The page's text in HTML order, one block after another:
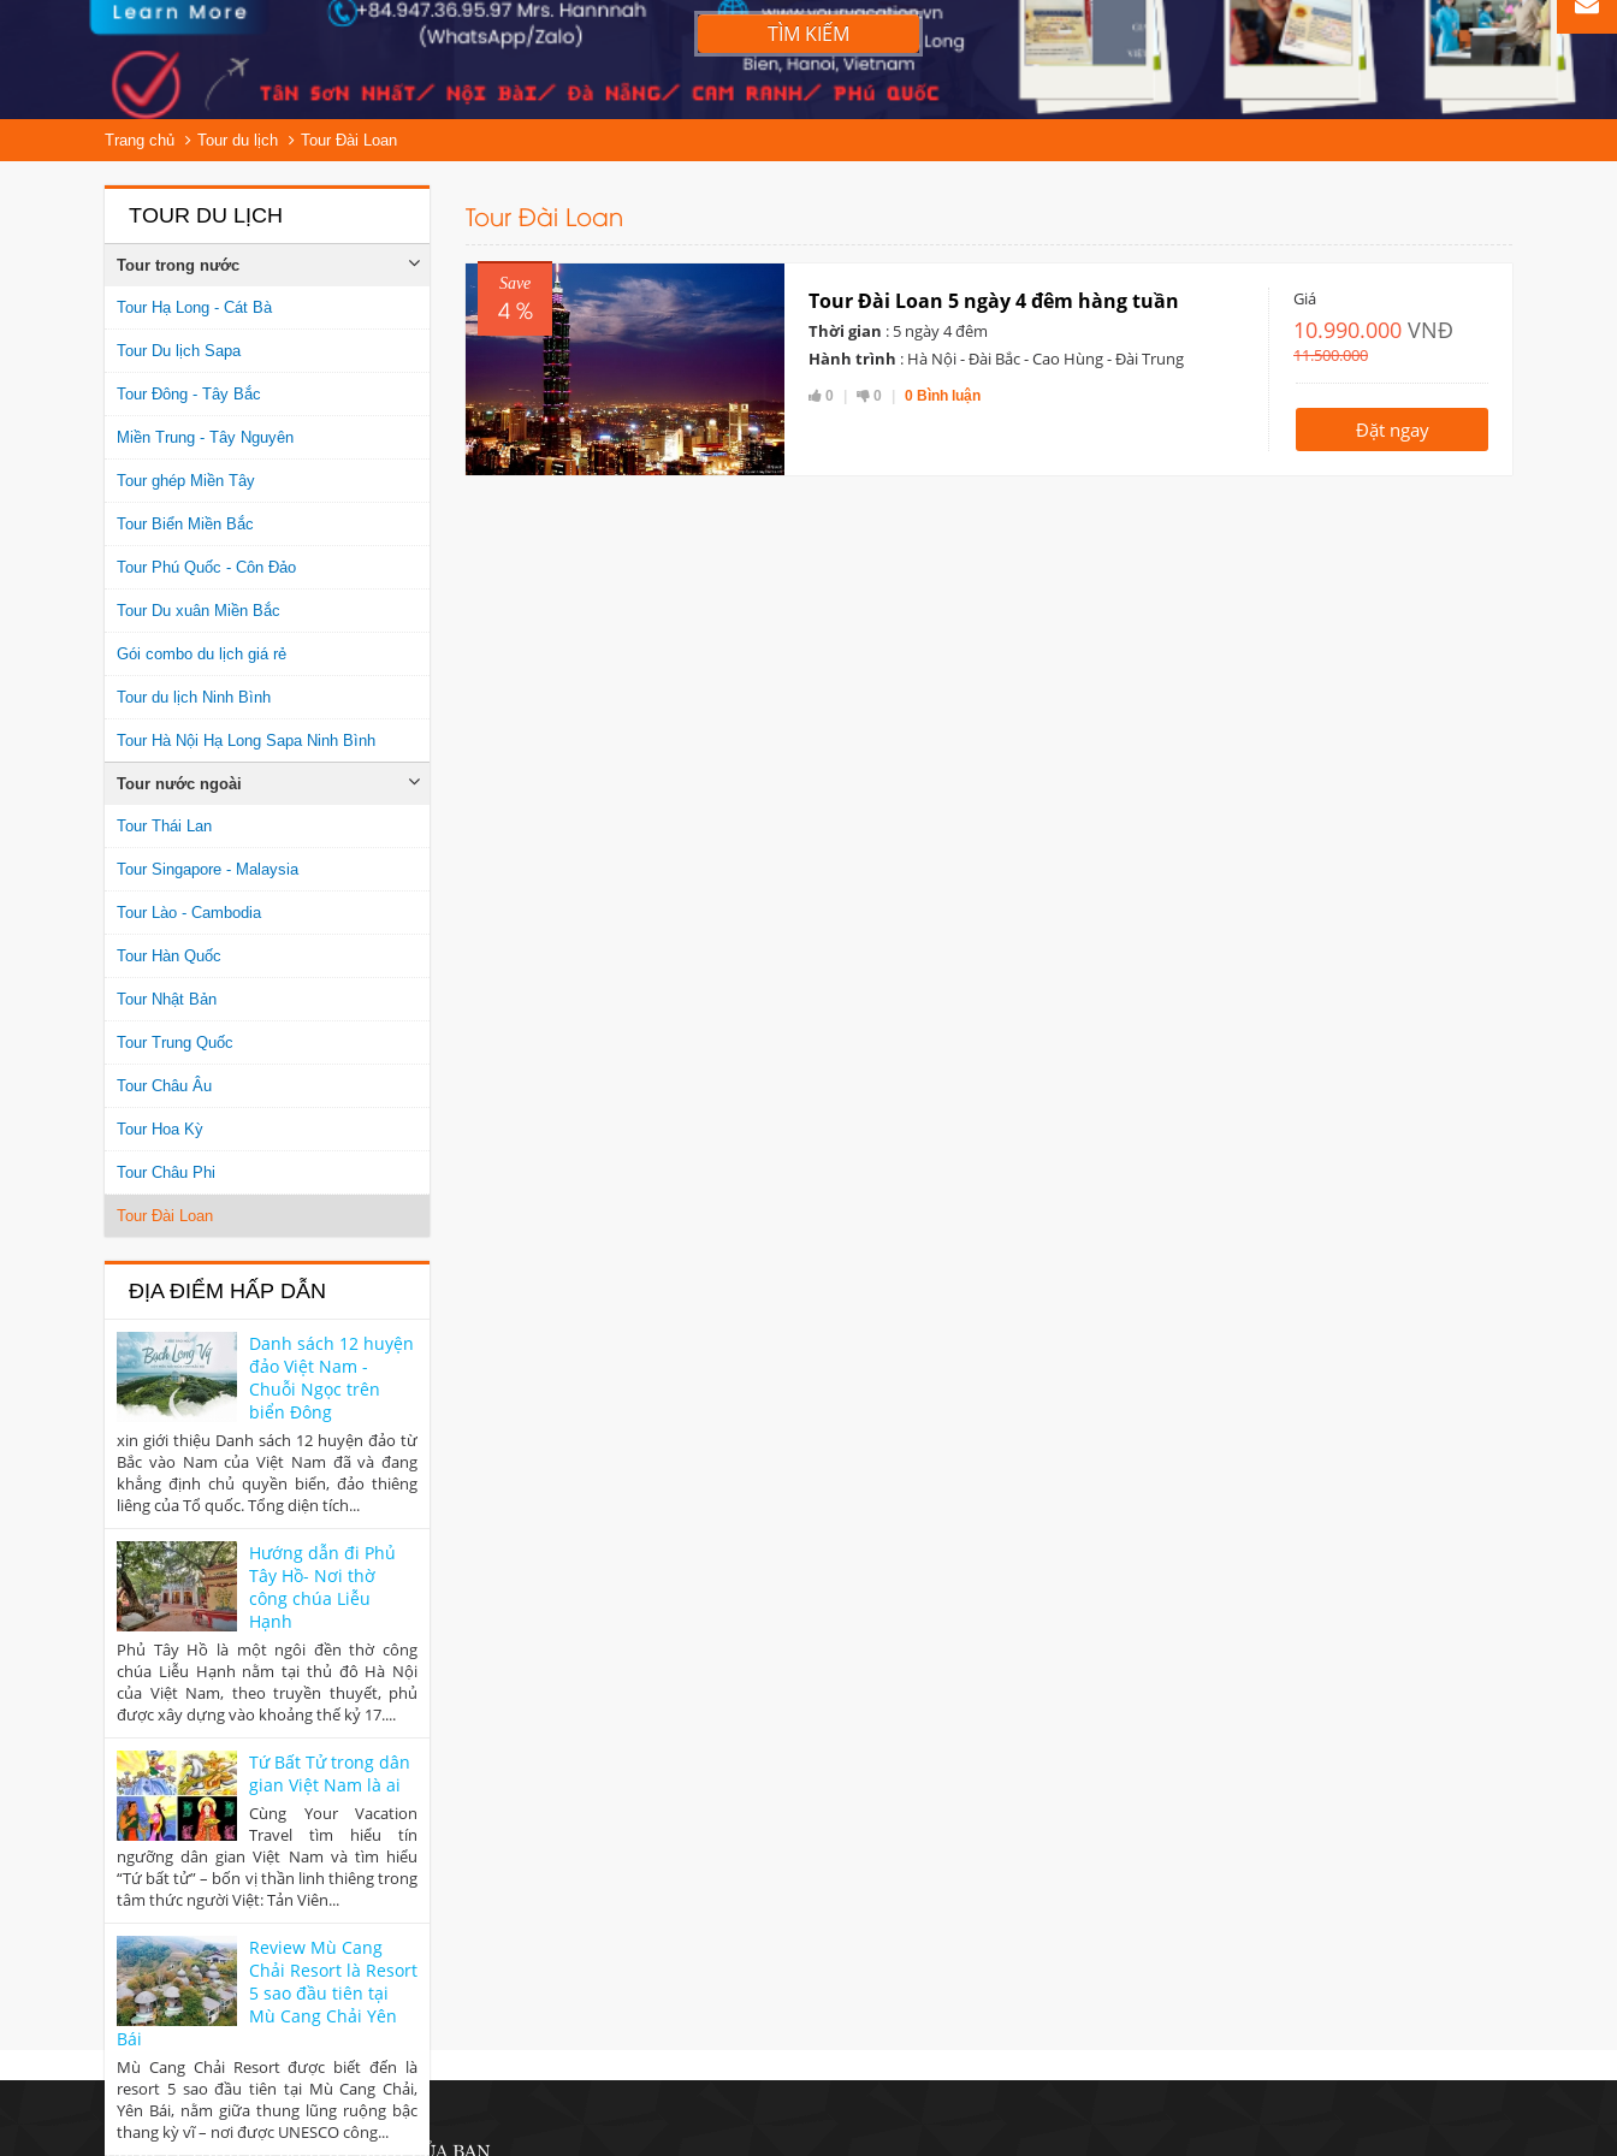
TÌM KIẾM
Trang chủ Tour du lịch Tour Đài Loan
TOUR DU LỊCH
Tour trong nước
Tour Hạ Long - Cát Bà
Tour Du lịch Sapa
Tour Đông - Tây Bắc
Miền Trung - Tây Nguyên
Tour ghép Miền Tây
Tour Biển Miền Bắc
Tour Phú Quốc - Côn Đảo
Tour Du xuân Miền Bắc
Gói combo du lịch giá rẻ
Tour du lịch Ninh Bình
Tour Hà Nội Hạ Long Sapa Ninh Bình
Tour nước ngoài
Tour Thái Lan
Tour Singapore - Malaysia
Tour Lào - Cambodia
Tour Hàn Quốc
Tour Nhật Bản
Tour Trung Quốc
Tour Châu Âu
Tour Hoa Kỳ
Tour Châu Phi
Tour Đài Loan
ĐỊA ĐIỂM HẤP DẪN
Danh sách 12 huyện
đảo Việt Nam -
Chuỗi Ngọc trên
biển Đông
xin giới thiệu Danh sách 12 huyện đảo từ
Bắc vào Nam của Việt Nam đã và đang
khẳng định chủ quyền biển, đảo thiêng
liêng của Tổ quốc. Tổng diện tích...
Hướng dẫn đi Phủ
Tây Hồ- Nơi thờ
công chúa Liễu
Hạnh
Phủ Tây Hồ là một ngôi đền thờ công
chúa Liễu Hạnh nằm tại thủ đô Hà Nội
của Việt Nam, theo truyền thuyết, phủ
được xây dựng vào khoảng thế kỷ 17....
Tứ Bất Tử trong dân
gian Việt Nam là ai
Cùng Your Vacation
Travel tìm hiểu tín
ngưỡng dân gian Việt Nam và tìm hiểu
“Tứ bất tử” – bốn vị thần linh thiêng trong
tâm thức người Việt: Tản Viên...
Review Mù Cang
Chải Resort là Resort
5 sao đầu tiên tại
Mù Cang Chải Yên
Bái
Mù Cang Chải Resort được biết đến là
resort 5 sao đầu tiên tại Mù Cang Chải,
Yên Bái, nằm giữa thung lũng ruộng bậc
thang kỳ vĩ – nơi được UNESCO công...
Tour Đài Loan
Save
4 % Tour Đài Loan 5 ngày 4 đêm hàng tuần
Thời gian : 5 ngày 4 đêm
Hành trình : Hà Nội - Đài Bắc - Cao Hùng - Đài Trung
0 0 0 Bình luận
Giá
10.990.000 VNĐ
11.500.000
Đặt ngay
CÔNG TY TNHH DU LỊCH KỲ NGHỈ CỦA BẠN